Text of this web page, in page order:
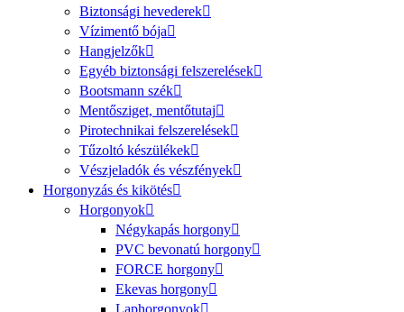
Biztonsági hevederek
Vízimentő bója
Hangjelzők
Egyéb biztonsági felszerelések
Bootsmann szék
Mentősziget, mentőtutaj
Pirotechnikai felszerelések
Tűzoltó készülékek
Vészjeladók és vészfények
Horgonyzás és kikötés
Horgonyok
Négykapás horgony
PVC bevonatú horgony
FORCE horgony
Ekevas horgony
Laphorgonyok